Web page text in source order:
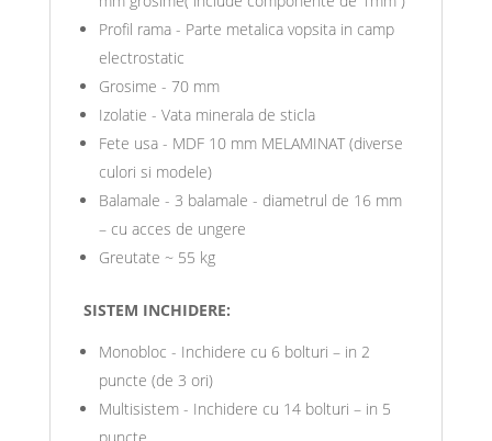
Profil rama - Parte metalica vopsita in camp
electrostatic
Grosime - 70 mm
Izolatie - Vata minerala de sticla
Fete usa - MDF 10 mm MELAMINAT (diverse
culori si modele)
Balamale - 3 balamale - diametrul de 16 mm
– cu acces de ungere
Greutate ~ 55 kg
SISTEM INCHIDERE:
Monobloc - Inchidere cu 6 bolturi – in 2
puncte (de 3 ori)
Multisistem - Inchidere cu 14 bolturi – in 5